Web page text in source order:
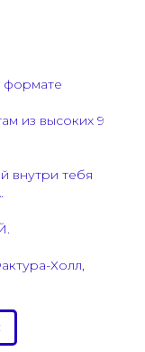
формате
из высоких 9
внутри тебя
Холл,